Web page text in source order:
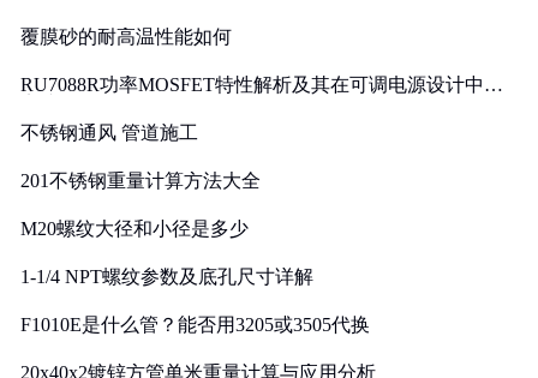
覆膜砂的耐高温性能如何
RU7088R功率MOSFET特性解析及其在可调电源设计中的
不锈钢通风 管道施工
201不锈钢重量计算方法大全
M20螺纹大径和小径是多少
1-1/4 NPT螺纹参数及底孔尺寸详解
F1010E是什么管？能否用3205或3505代换
20x40x2镀锌方管单米重量计算与应用分析